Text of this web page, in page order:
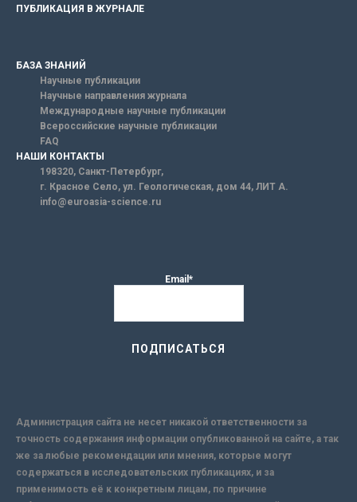
ПУБЛИКАЦИЯ В ЖУРНАЛЕ
БАЗА ЗНАНИЙ
Научные публикации
Научные направления журнала
Международные научные публикации
Всероссийские научные публикации
FAQ
НАШИ КОНТАКТЫ
198320, Санкт-Петербург,
г. Красное Село, ул. Геологическая, дом 44, ЛИТ А.
info@euroasia-science.ru
Email*
Администрация сайта не несет никакой ответственности за
точность содержания информации опубликованной на сайте, а так
же за любые рекомендации или мнения, которые могут
содержаться в исследовательских публикациях, и за
применимость её к конкретным лицам, по причине